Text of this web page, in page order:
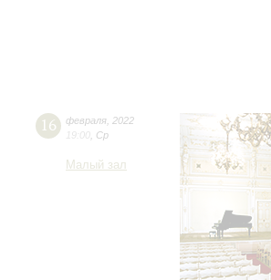
16 февраля 2022
19:00 Ср
Малый зал